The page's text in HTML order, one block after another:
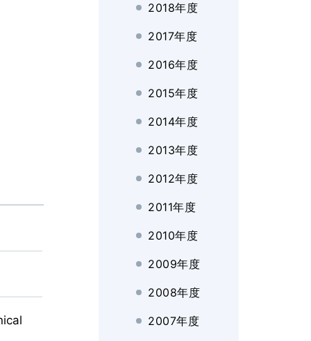
2018年度
2017年度
2016年度
2015年度
2014年度
2013年度
2012年度
2011年度
2010年度
2009年度
2008年度
2007年度